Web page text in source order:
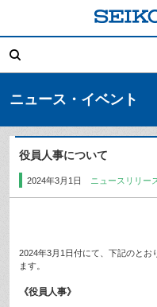
索:
ニュース・イベント
役員人事について
2024年3月1日 ニュースリリー
2024年3月1日付にて、下記のとお
ます。
《役員人事》